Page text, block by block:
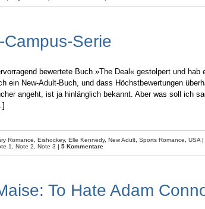
Serie
bewertete Buch »The Deal« gestolpert und hab
ein New-Adult-Buch, und dass Höchstbewertungen
angeht, ist ja hinlänglich bekannt. Aber was soll ich
Romance, Eishockey, Elle Kennedy, New Adult, Sports Romance, USA|
1, Note 2, Note 3 | 5 Kommentare
To Hate Adam